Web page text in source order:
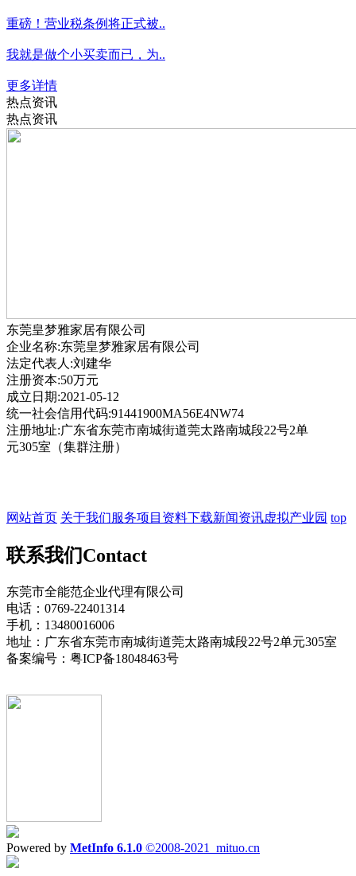
重磅！营业税条例将正式被..
我就是做个小买卖而已，为..
更多详情
热点资讯
热点资讯
东莞皇梦雅家居有限公司
企业名称:东莞皇梦雅家居有限公司
法定代表人:刘建华
注册资本:50万元
成立日期:2021-05-12
统一社会信用代码:91441900MA56E4NW74
注册地址:广东省东莞市南城街道莞太路南城段22号2单
元305室（集群注册）
网站首页 关于我们服务项目 资料下载新闻资讯虚拟产业园 top
联系我们Contact
东莞市全能范企业代理有限公司
电话：0769-22401314
手机：13480016006
地址：广东省东莞市南城街道莞太路南城段22号2单元305室
备案编号：粤ICP备18048463号
Powered by MetInfo 6.1.0 ©2008-2021 mituo.cn